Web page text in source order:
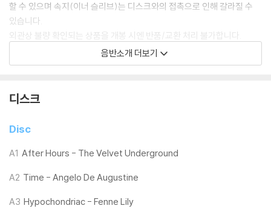
할 수 있으며 속지(이너 슬리브)는 디스크와의 접촉으로 인해 갈라질 수
있습니다.
외관상 불량 확인되는 상품을 개봉 시엔 반품/교환 처리 불가합니다.
2) 디스크 라벨은 공정상 매끄럽게 부착되지 않을 수도 있으며 겉포장 비
닐은 품질보증대상이 아닙니다.
4) 디지털 다운로드 코드는 본사에서 공지 없이 증정 종료될 수 있습니다.
※ 재생 불량
모델) 다이내믹 사운드의 편차가 큰 트랙을 재생할 때 이상 현상이 발생할
기기 문제로 인해 발생하는 재생 불량 현상에 대해서는 반품/교환이 불가
하니 침압 조절이 가능한 기기에서 재생하실 것을 권유 드립니다.
2) 디스크는 정전기와 먼지로 인해 재생이 원활하지 않은 경우가 있습니
음반소개 더보기
디스크
Disc
A1 After Hours - The Velvet Underground
A2 Time - Angelo De Augustine
A3 Hypochondriac - Fenne Lily